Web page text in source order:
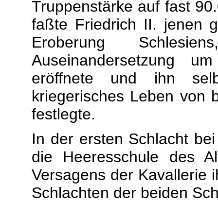
Truppenstärke auf fast
faßte Friedrich II. jenen
Eroberung
Auseinandersetzung
eröffnete und ihn
kriegerisches Leben von
festlegte.
In der ersten Schlacht
die Heeresschule des
Versagens der Kavallerie
Schlachten der beiden